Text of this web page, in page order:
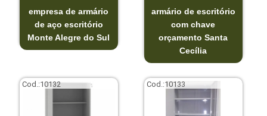
empresa de armário
de aço escritório
Monte Alegre do Sul
armário de escritório
com chave
orçamento Santa
Cecília
Cod.:10132 Cod.:10133